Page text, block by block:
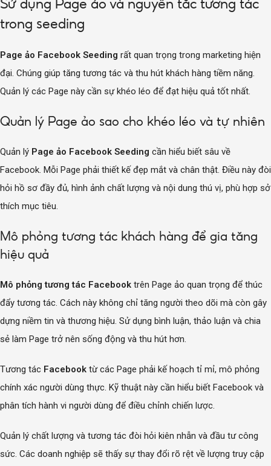
Sử dụng Page ảo và nguyên tắc tương tác
trong seeding
Page ảo Facebook Seeding rất quan trọng trong marketing hiện
đại. Chúng giúp tăng tương tác và thu hút khách hàng tiềm năng.
Quản lý các Page này cần sự khéo léo để đạt hiệu quả tốt nhất.
Quản lý Page ảo sao cho khéo léo và tự nhiên
Quản lý Page ảo Facebook Seeding cần hiểu biết sâu về
Facebook. Mỗi Page phải thiết kế đẹp mắt và chân thật. Điều này đòi
hỏi hồ sơ đầy đủ, hình ảnh chất lượng và nội dung thú vị, phù hợp sở
thích mục tiêu.
Mô phỏng tương tác khách hàng để gia tăng
hiệu quả
Mô phỏng tương tác Facebook trên Page ảo quan trọng để thúc
đẩy tương tác. Cách này không chỉ tăng người theo dõi mà còn gây
dựng niềm tin và thương hiệu. Sử dụng bình luận, thảo luận và chia
sẻ làm Page trở nên sống động và thu hút hơn.
Tương tác Facebook từ các Page phải kế hoạch tỉ mỉ, mô phỏng
chính xác người dùng thực. Kỹ thuật này cần hiểu biết Facebook và
phân tích hành vi người dùng để điều chỉnh chiến lược.
Quản lý chất lượng và tương tác đòi hỏi kiên nhẫn và đầu tư công
sức. Các doanh nghiệp sẽ thấy sự thay đổi rõ rệt về lượng truy cập